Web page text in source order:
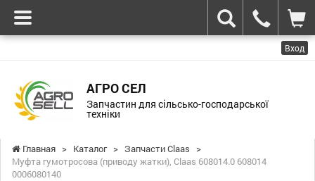
Вход
АГРО СЕЛ
Запчастин для сільсько-господарської
техніки
Главная > Каталог > Запчасти Claas
>
Муфта гумотросова (приводу жатки), Claas 608014.0 608014
0006080140